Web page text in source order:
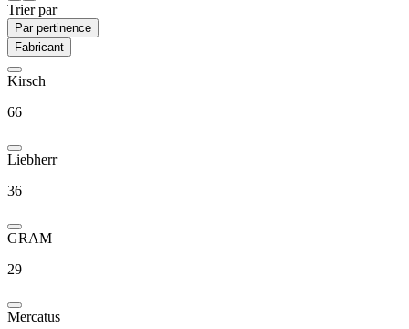
Trier par
Par pertinence
Fabricant
Kirsch
66
Liebherr
36
GRAM
29
Mercatus